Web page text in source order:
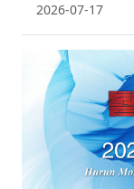
2026-07-17